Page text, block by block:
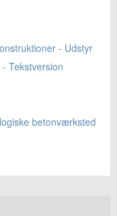
- Udstyr
Tekstversion
betonværksted